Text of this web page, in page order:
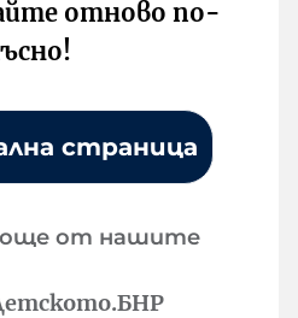
отново по-
страница
още от нашите